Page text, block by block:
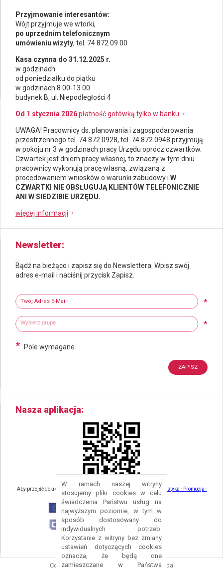
W ramach naszej witryny
stosujemy pliki cookies w celu
świadczenia Państwu usług na
najwyższym poziomie, w tym w
sposób dostosowany do
indywidualnych potrzeb.
Korzystanie z witryny bez zmiany
ustawień dotyczących cookies
oznacza, że będą one
zamieszczane w Państwa
Przyjmowanie interesantów:
Wójt przyjmuje we wtorki,
po uprzednim telefonicznym
umówieniu wizyty, tel. 74 872 09 00
Kasa czynna do 31.12.2025 r.
w godzinach:
od poniedziałku do piątku
w godzinach 8.00-13.00
budynek B, ul. Niepodległości 4
Od 1 stycznia 2026płatność gotówką tylko w banku
UWAGA! Pracownicy ds. planowania i zagospodarowania
przestrzennego tel. 74 872 0928, tel. 74 872 0948 przyjmują
w pokoju nr 3 w godzinach pracy Urzędu oprócz czwartków.
Czwartek jest dniem pracy własnej, to znaczy w tym dniu
pracownicy wykonują pracę własną, związaną z
procedowaniem wniosków o warunki zabudowy i W
CZWARTKI NIE OBSŁUGUJĄ KLIENTÓW TELEFONICZNIE
ANI W SIEDZIBIE URZĘDU.
więcej informacji
Newsletter
Bądź na bieżąco i zapisz się do Newslettera. Wpisz swój
adres e-mail i naciśnij przycisk Zapisz.
Twój adres e-mail
*
Wybierz grupy tematyczne *
Wpisz wyszukiwaną fraze
* Pole wymagane
Nasza aplikacja
Aby przejść do aktualności związanych z turystyką - kliknij tu:
Turystyka - Promocja -
Strefa Turysty - Gmina Nowa Ruda
Copyright © 2016 Urząd Gminy Nowa Ruda